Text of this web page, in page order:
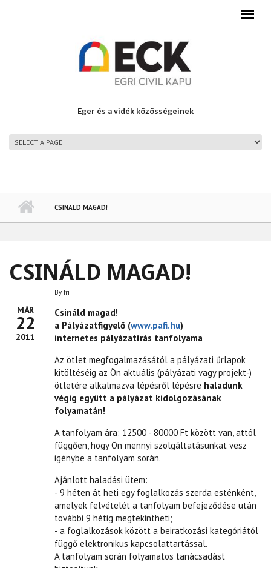
Eger és a vidék közösségeinek
CSINÁLD MAGAD!
CSINÁLD MAGAD!
MÁR
22
2011
By fri
Csináld magad!
a Pályázatfigyelő (www.pafi.hu)
internetes pályázatírás tanfolyama
Az ötlet megfogalmazásától a pályázati űrlapok
kitöltéséig az Ön aktuális (pályázati vagy projekt-)
ötletére alkalmazva lépésről lépésre haladunk
végig együtt a pályázat kidolgozásának
folyamatán!
A tanfolyam ára: 12500 - 80000 Ft között van, attól
függően, hogy Ön mennyi szolgáltatásunkat vesz
igénybe a tanfolyam során.
Ajánlott haladási ütem:
- 9 héten át heti egy foglalkozás szerda esténként,
amelyek felvételét a tanfolyam befejeződése után
további 9 hétig megtekintheti;
- a foglalkozások között a beiratkozási kategóriától
függő elektronikus kapcsolattartással.
A tanfolyam során folyamatos tanácsadást